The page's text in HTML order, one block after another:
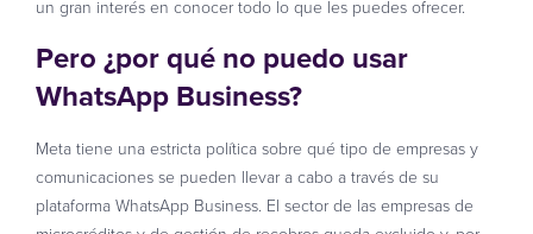
un gran interés en conocer todo lo que les puedes ofrecer.
Pero ¿por qué no puedo usar
WhatsApp Business?
Meta tiene una estricta política sobre qué tipo de empresas y
comunicaciones se pueden llevar a cabo a través de su
plataforma WhatsApp Business. El sector de las empresas de